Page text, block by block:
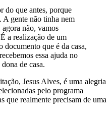
do que antes, porque
A gente não tinha nem
não, vamos
a realização de um
documento que é da casa,
essa ajuda no
de casa.
Jesus Alves, é uma alegria
pelo programa
que realmente precisam de uma